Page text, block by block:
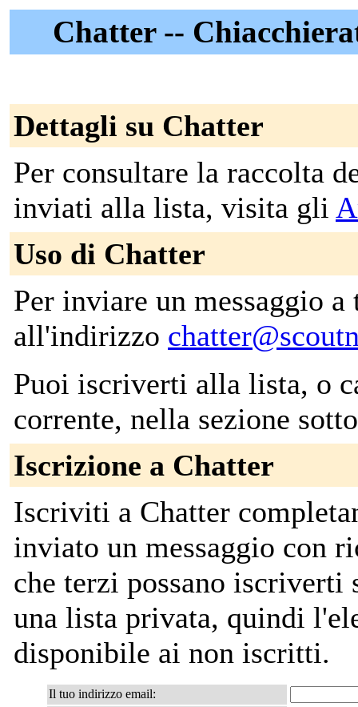
Chatter --
Dettagli su Chatter
Per consultare la raccolta
inviati alla lista, visita gli
Uso di Chatter
Per inviare un messaggio
all'indirizzo
Puoi iscriverti alla lista, o
corrente, nella sezione
Iscrizione a Chatter
Iscriviti a Chatter
inviato un messaggio con
che terzi possano iscriverti
una lista privata, quindi
disponibile ai non iscritti.
Il tuo indirizzo email: